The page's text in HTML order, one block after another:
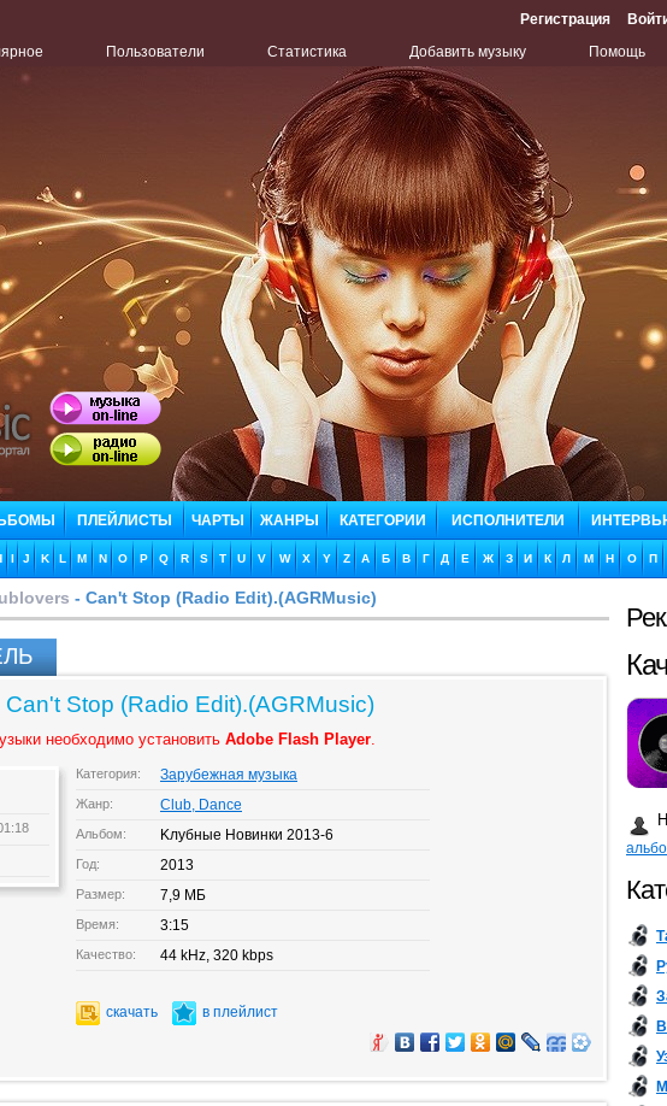
Регистрация
Пользователи Статистика Добавить музыку Помощь
ПЛЕЙЛИСТЫ ЧАРТЫ ЖАНРЫ КАТЕГОРИИ ИСПОЛНИТЕЛИ
I J K L M N O P Q R S T U V W X Y Z А Б В Г Д Е Ж З И К Л М Н О П
- Can't Stop (Radio Edit).(AGRMusic)
Stop (Radio Edit).(AGRMusic)
необходимо установить Adobe Flash Player.
Категория: Зарубежная музыка
Жанр: Club, Dance
Альбом: Kлубные Новинки 2013-6
Год: 2013
Размер: 7,9 МБ
Время: 3:15
Качество: 44 kHz, 320 kbps
скачать в плейлист